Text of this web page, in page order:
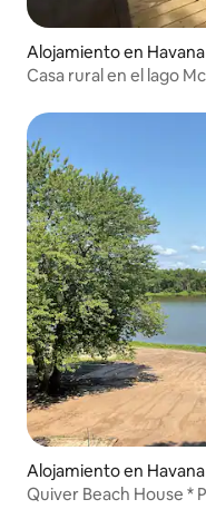
Alojamiento en Havana
Casa rural en el lago
Alojamiento en Havana
Quiver Beach House *